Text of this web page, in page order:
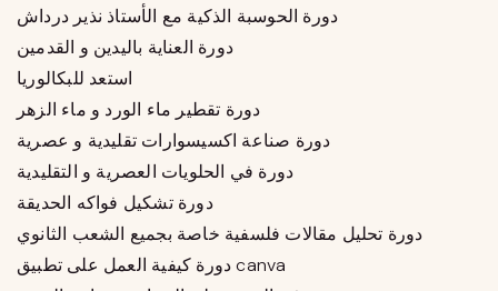
دورة الحوسبة الذكية مع الأستاذ نذير درداش
دورة العناية باليدين و القدمين
استعد للبكالوريا
دورة تقطير ماء الورد و ماء الزهر
دورة صناعة اكسيسوارات تقليدية و عصرية
دورة في الحلويات العصرية و التقليدية
دورة تشكيل فواكه الحديقة
دورة تحليل مقالات فلسفية خاصة بجميع الشعب الثانوي
دورة كيفية العمل على تطبيق canva